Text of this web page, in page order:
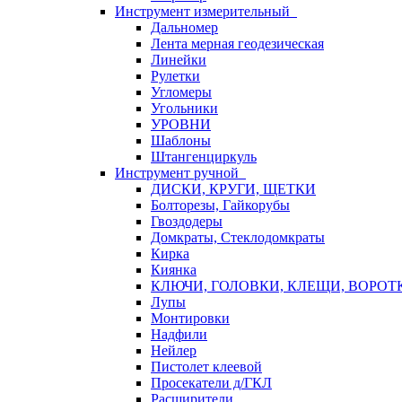
Инструмент измерительный
Дальномер
Лента мерная геодезическая
Линейки
Рулетки
Угломеры
Угольники
УРОВНИ
Шаблоны
Штангенциркуль
Инструмент ручной
ДИСКИ, КРУГИ, ЩЕТКИ
Болторезы, Гайкорубы
Гвоздодеры
Домкраты, Стеклодомкраты
Кирка
Киянка
КЛЮЧИ, ГОЛОВКИ, КЛЕЩИ,
Лупы
Монтировки
Надфили
Нейлер
Пистолет клеевой
Просекатели д/ГКЛ
Расширители